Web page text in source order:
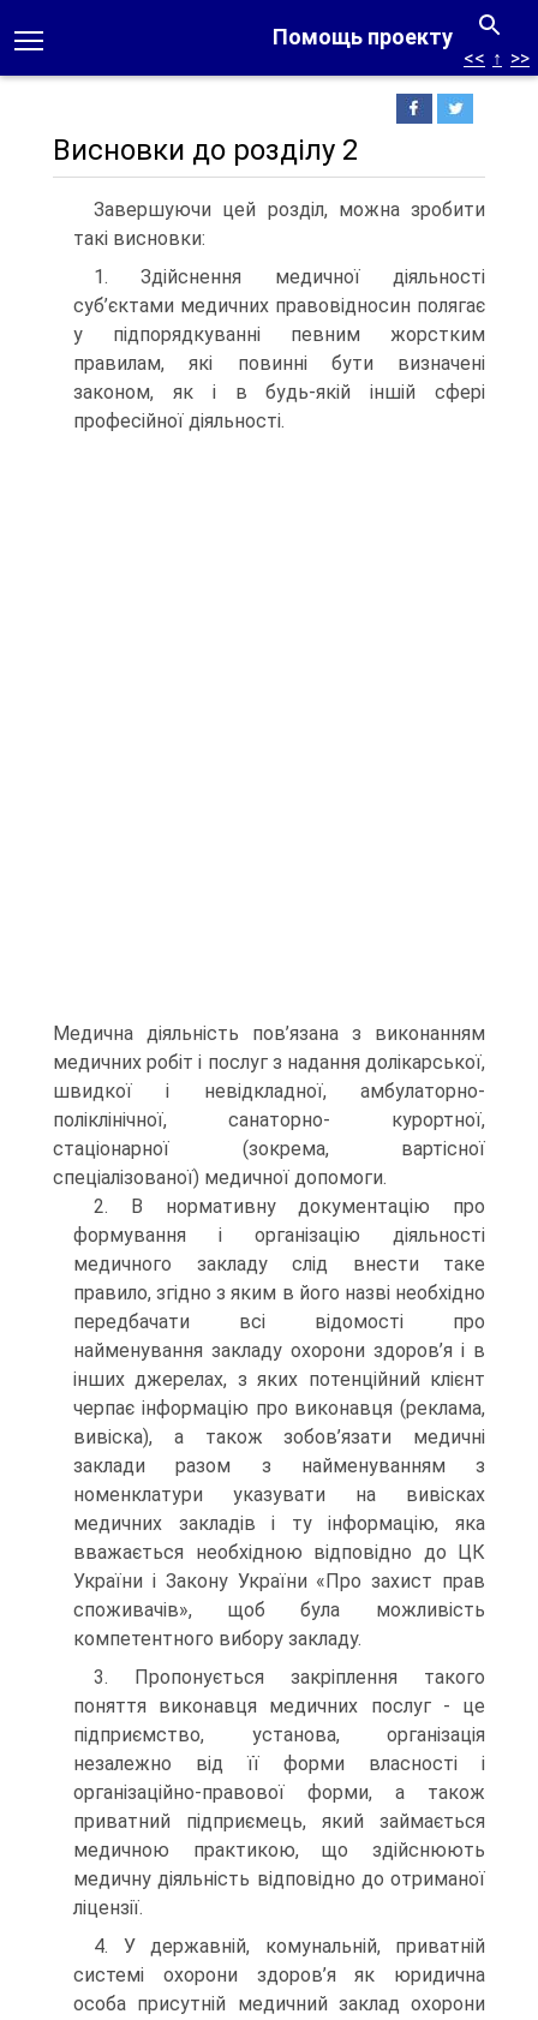
Помощь проекту
<< ↑ >>
Висновки до розділу 2
Завершуючи цей розділ, можна зробити
такі висновки:
1. Здійснення медичної діяльності
суб’єктами медичних правовідносин полягає
у підпорядкуванні певним жорстким
правилам, які повинні бути визначені
законом, як і в будь-якій іншій сфері
професійної діяльності.
Медична діяльність пов’язана з виконанням
медичних робіт і послуг з надання долікарської,
швидкої і невідкладної, амбулаторно-
поліклінічної, санаторно- курортної,
стаціонарної (зокрема, вартісної
спеціалізованої) медичної допомоги.
2. В нормативну документацію про
формування і організацію діяльності
медичного закладу слід внести таке
правило, згідно з яким в його назві необхідно
передбачати всі відомості про
найменування закладу охорони здоров’я і в
інших джерелах, з яких потенційний клієнт
черпає інформацію про виконавця (реклама,
вивіска), а також зобов’язати медичні
заклади разом з найменуванням з
номенклатури указувати на вивісках
медичних закладів і ту інформацію, яка
вважається необхідною відповідно до ЦК
України і Закону України «Про захист прав
споживачів», щоб була можливість
компетентного вибору закладу.
3. Пропонується закріплення такого
поняття виконавця медичних послуг - це
підприємство, установа, організація
незалежно від її форми власності і
організаційно-правової форми, а також
приватний підприємець, який займається
медичною практикою, що здійснюють
медичну діяльність відповідно до отриманої
ліцензії.
4. У державній, комунальній, приватній
системі охорони здоров’я як юридична
особа присутній медичний заклад охорони